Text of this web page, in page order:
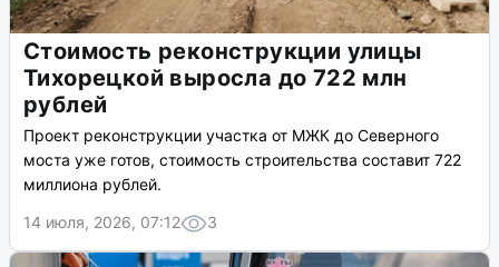
Стоимость реконструкции улицы
Тихорецкой выросла до 722 млн
рублей
Проект реконструкции участка от МЖК до Северного
моста уже готов, стоимость строительства составит 722
миллиона рублей.
14 июля, 2026, 07:12
3